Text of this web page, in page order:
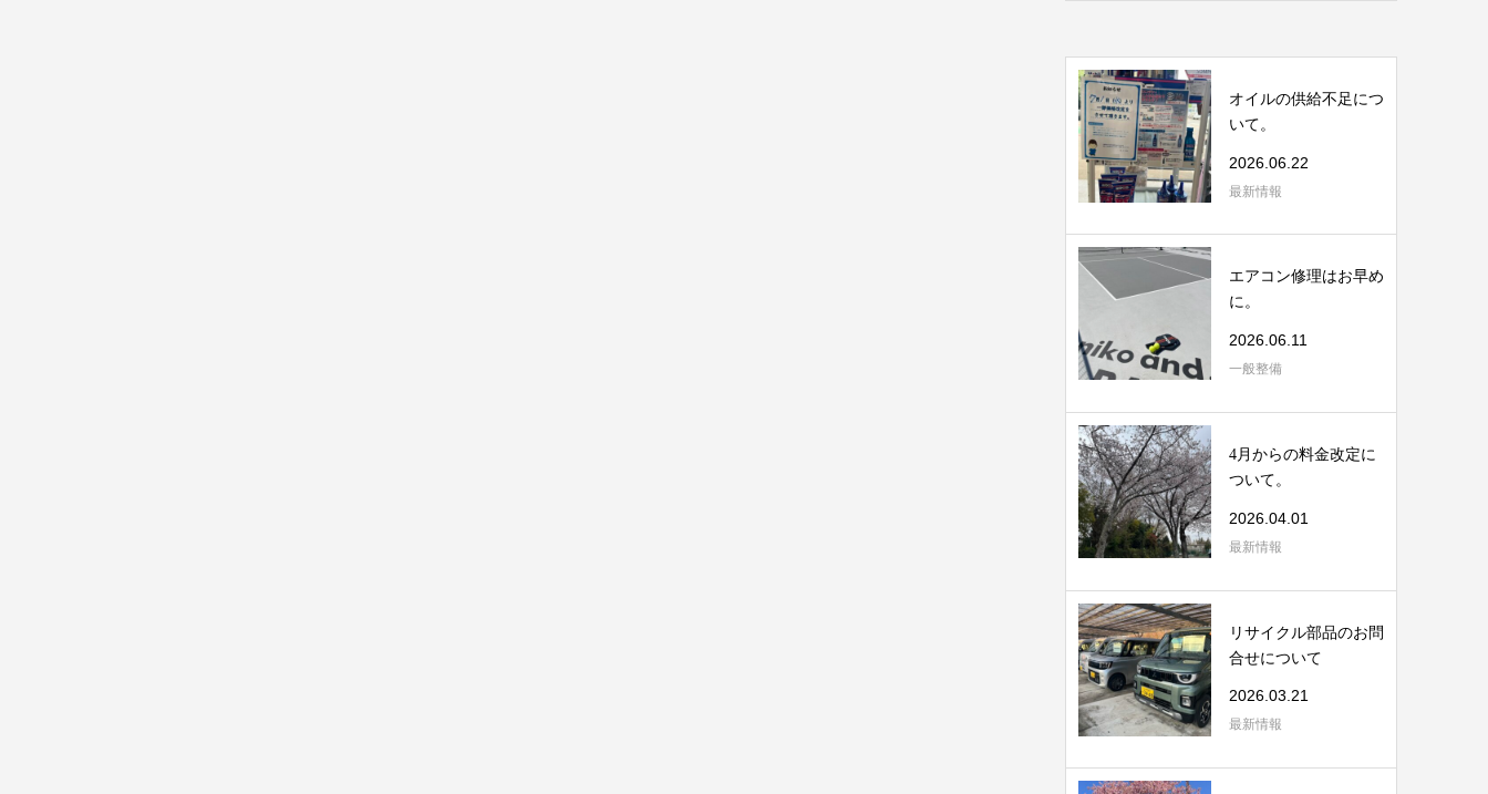
オイルの供給不足につ
いて。
2026.06.22
最新情報
エアコン修理はお早め
に。
2026.06.11
一般整備
4月からの料金改定に
ついて。
2026.04.01
最新情報
リサイクル部品のお問
合せについて
2026.03.21
最新情報